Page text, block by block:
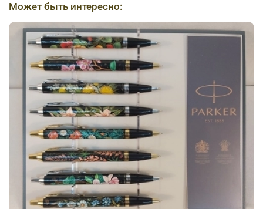
Может быть интересно: